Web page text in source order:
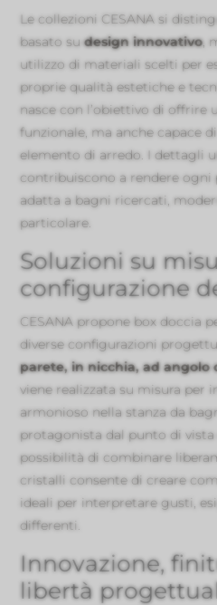
Le collezioni CESANA si
basato sudesign innovativo,
utilizzo di materiali scelti per
proprie qualità estetiche e
nasce con l’obiettivo di offrire
funzionale, ma anche capace
elemento di arredo. I dettagli
contribuiscono a rendere
adatta a bagni ricercati,
particolare.
Soluzioni su
configurazione
CESANA propone box doccia
diverse configurazioni
parete, in nicchia, ad angolo
viene realizzata su misura per
armonioso nella stanza da
protagonista dal punto di vista
possibilità di combinare
cristalli consente di creare
ideali per interpretare gusti,
differenti.
Innovazione,
libertà